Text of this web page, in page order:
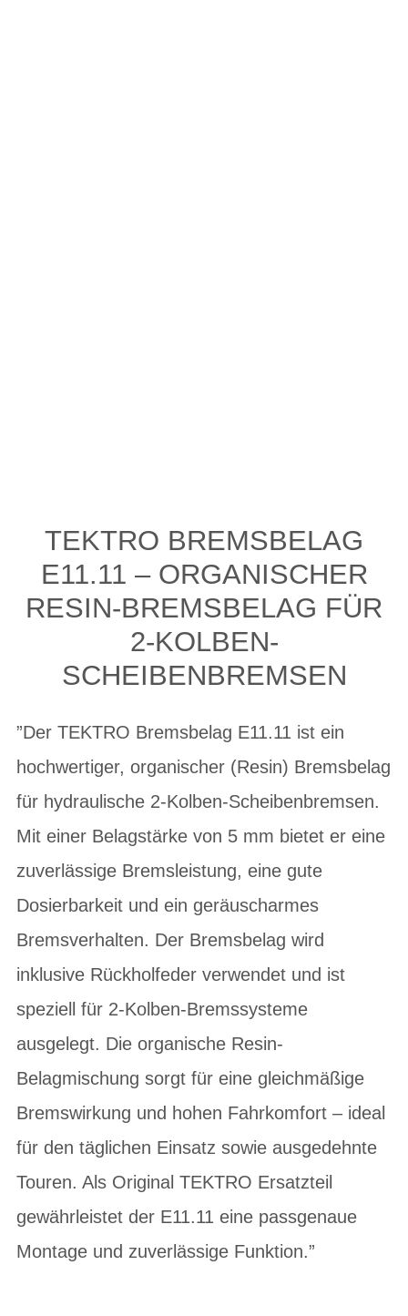
TEKTRO BREMSBELAG
E11.11 – ORGANISCHER
RESIN-BREMSBELAG FÜR
2-KOLBEN-
SCHEIBENBREMSEN
”Der TEKTRO Bremsbelag E11.11 ist ein
hochwertiger, organischer (Resin) Bremsbelag
für hydraulische 2-Kolben-Scheibenbremsen.
Mit einer Belagstärke von 5 mm bietet er eine
zuverlässige Bremsleistung, eine gute
Dosierbarkeit und ein geräuscharmes
Bremsverhalten. Der Bremsbelag wird
inklusive Rückholfeder verwendet und ist
speziell für 2-Kolben-Bremssysteme
ausgelegt. Die organische Resin-
Belagmischung sorgt für eine gleichmäßige
Bremswirkung und hohen Fahrkomfort – ideal
für den täglichen Einsatz sowie ausgedehnte
Touren. Als Original TEKTRO Ersatzteil
gewährleistet der E11.11 eine passgenaue
Montage und zuverlässige Funktion.”